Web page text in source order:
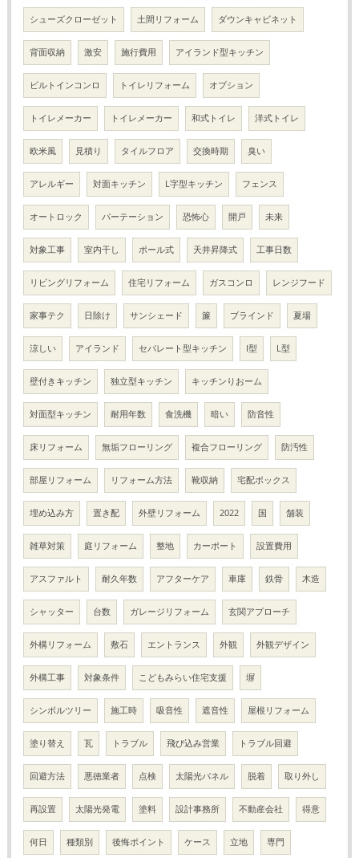
シューズクローゼット 土間リフォーム ダウンキャビネット
背面収納 激安 施行費用 アイランド型キッチン
ビルトインコンロ トイレリフォーム オプション
トイレメーカー トイレメーカー 和式トイレ 洋式トイレ
欧米風 見積り タイルフロア 交換時期 臭い
アレルギー 対面キッチン L字型キッチン フェンス
オートロック パーテーション 恐怖心 開戸 未来
対象工事 室内干し ポール式 天井昇降式 工事日数
リビングリフォーム 住宅リフォーム ガスコンロ レンジフード
家事テク 日除け サンシェード 簾 ブラインド 夏場
涼しい アイランド セパレート型キッチン I型 L型
壁付きキッチン 独立型キッチン キッチンりおーム
対面型キッチン 耐用年数 食洗機 暗い 防音性
床リフォーム 無垢フローリング 複合フローリング 防汚性
部屋リフォーム リフォーム方法 靴収納 宅配ボックス
埋め込み方 置き配 外壁リフォーム 2022 国 舗装
雑草対策 庭リフォーム 整地 カーポート 設置費用
アスファルト 耐久年数 アフターケア 車庫 鉄骨 木造
シャッター 台数 ガレージリフォーム 玄関アプローチ
外構リフォーム 敷石 エントランス 外観 外観デザイン
外構工事 対象条件 こどもみらい住宅支援 塀
シンボルツリー 施工時 吸音性 遮音性 屋根リフォーム
塗り替え 瓦 トラブル 飛び込み営業 トラブル回避
回避方法 悪徳業者 点検 太陽光パネル 脱着 取り外し
再設置 太陽光発電 塗料 設計事務所 不動産会社 得意
何日 種類別 後悔ポイント ケース 立地 専門